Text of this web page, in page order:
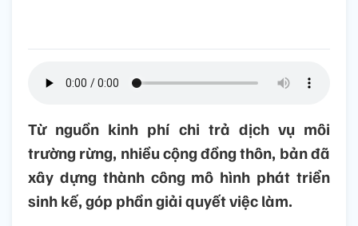
Từ nguồn kinh phí chi trả dịch vụ môi
trường rừng, nhiều cộng đồng thôn, bản đã
xây dựng thành công mô hình phát triển
sinh kế, góp phần giải quyết việc làm.